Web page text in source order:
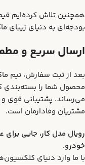
همچنین تلاش کرده‌ایم
بودجه‌ای به دنیای زیبای
ارسال سریع و
بعد از ثبت سفارش، تیم
محصول شما را بسته‌بندی
می‌رساند. پشتیبانی قوی و
مشتریان وفادارمان است.
رویال مدل کار، جایی
خودرو.
با ما وارد دنیای